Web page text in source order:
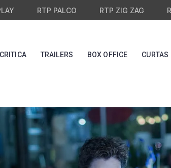
RTP PALCO RTP ZIG ZAG
CRITICA TRAILERS BOX OFFICE CURTAS